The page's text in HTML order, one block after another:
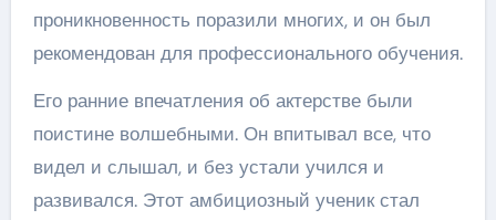
проникновенность поразили многих, и он был
рекомендован для профессионального обучения.
Его ранние впечатления об актерстве были
поистине волшебными. Он впитывал все, что
видел и слышал, и без устали учился и
развивался. Этот амбициозный ученик стал